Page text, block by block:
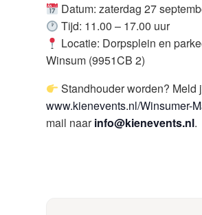
Datum: zaterdag 27
Tijd: 11.00 – 17.00 uur
Locatie: Dorpsplein en
Winsum (9951CB 2)
Standhouder worden? Meld
www.kienevents.nl/Winsumer-
mail naarinfo@kienevents.nl.